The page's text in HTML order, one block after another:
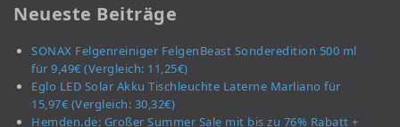
Neueste Beiträge
SONAX Felgenreiniger FelgenBeast Sonderedition 500 ml
für 9,49€ (Vergleich: 11,25€)
Eglo LED Solar Akku Tischleuchte Laterne Marliano für
15,97€ (Vergleich: 30,32€)
Hemden.de: Großer Summer Sale mit bis zu 76% Rabatt +